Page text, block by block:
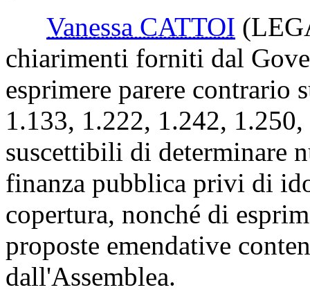
Vanessa CATTOI
chiarimenti forniti dal
esprimere parere contrario
1.133, 1.222, 1.242,
suscettibili di determinare
finanza pubblica privi di
copertura, nonché di
proposte emendative
dall'Assemblea.